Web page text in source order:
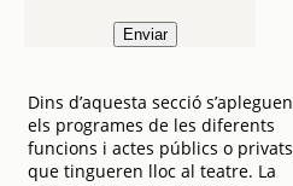
Dins d’aquesta secció s’apleguen
els programes de les diferents
funcions i actes públics o privats
que tingueren lloc al teatre. La